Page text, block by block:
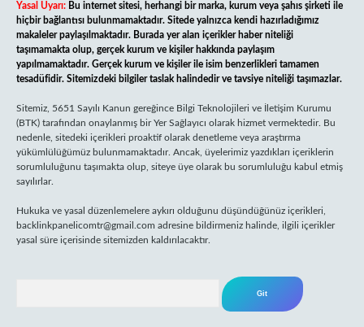
Yasal Uyarı: Bu internet sitesi, herhangi bir marka, kurum veya şahıs şirketi ile
hiçbir bağlantısı bulunmamaktadır. Sitede yalnızca kendi hazırladığımız
makaleler paylaşılmaktadır. Burada yer alan içerikler haber niteliği
taşımamakta olup, gerçek kurum ve kişiler hakkında paylaşım
yapılmamaktadır. Gerçek kurum ve kişiler ile isim benzerlikleri tamamen
tesadüfidir. Sitemizdeki bilgiler taslak halindedir ve tavsiye niteliği taşımazlar.
Sitemiz, 5651 Sayılı Kanun gereğince Bilgi Teknolojileri ve İletişim Kurumu
(BTK) tarafından onaylanmış bir Yer Sağlayıcı olarak hizmet vermektedir. Bu
nedenle, sitedeki içerikleri proaktif olarak denetleme veya araştırma
yükümlülüğümüz bulunmamaktadır. Ancak, üyelerimiz yazdıkları içeriklerin
sorumluluğunu taşımakta olup, siteye üye olarak bu sorumluluğu kabul etmiş
sayılırlar.
Hukuka ve yasal düzenlemelere aykırı olduğunu düşündüğünüz içerikleri,
backlinkpanelicomtr@gmail.com adresine bildirmeniz halinde, ilgili içerikler
yasal süre içerisinde sitemizden kaldırılacaktır.